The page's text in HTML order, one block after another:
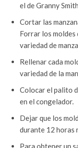
el de Granny
Cortar las
Forrar los moldes
variedad de
Rellenar cada
variedad de la
Colocar el palito
en el congelador.
Dejar que los
durante 12 horas
Para obtener un